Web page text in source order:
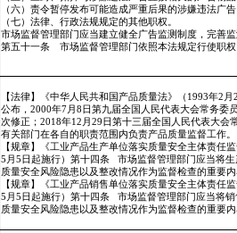
（六）责令暂停发布可能造成严重后果的涉嫌违法广
（七）法律、行政法规规定的其他职权。
市场监督管理部门应当建立健全广告监测制度，完善
第五十一条 市场监督管理部门依照本法规定行使职
【法律】《中华人民共和国产品质量法》（1993年2
公布，2000年7月8日第九届全国人民代表大会常务委
次修正；2018年12月29日第十三届全国人民代表大
有关部门在各自的职责范围内负责产品质量监督工作。
【规章】《工业产品生产单位落实质量安全主体责任
5月5日起施行）第十四条
市场监督管理部门应当将
质量安全风险隐患以及整改情况作为监督检查的重要
【规章】《工业产品销售单位落实质量安全主体责任
5月5日起施行）第十四条
市场监督管理部门应当将
质量安全风险隐患以及整改情况作为监督检查的重要